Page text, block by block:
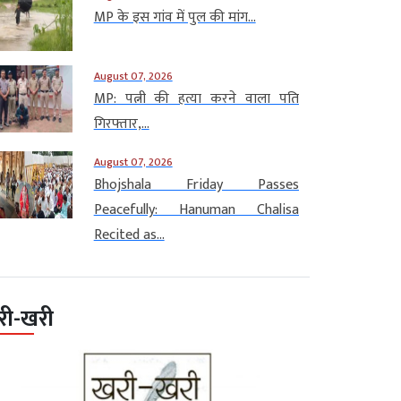
MP के इस गांव में पुल की मांग...
August 07, 2026
MP: पत्नी की हत्या करने वाला पति
गिरफ्तार,...
August 07, 2026
Bhojshala Friday Passes
Peacefully: Hanuman Chalisa
Recited as...
खरी